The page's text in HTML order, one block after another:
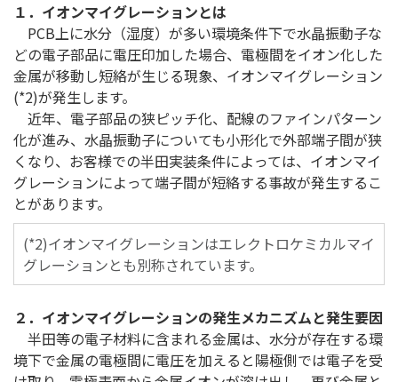
１．イオンマイグレーションとは
PCB上に水分（湿度）が多い環境条件下で水晶振動子な
どの電子部品に電圧印加した場合、電極間をイオン化した
金属が移動し短絡が生じる現象、イオンマイグレーション
(*2)が発生します。
近年、電子部品の狭ピッチ化、配線のファインパターン
化が進み、水晶振動子についても小形化で外部端子間が狭
くなり、お客様での半田実装条件によっては、イオンマイ
グレーションによって端子間が短絡する事故が発生するこ
とがあります。
(*2)イオンマイグレーションはエレクトロケミカルマイ
グレーションとも別称されています。
２．イオンマイグレーションの発生メカニズムと発生要因
半田等の電子材料に含まれる金属は、水分が存在する環
境下で金属の電極間に電圧を加えると陽極側では電子を受